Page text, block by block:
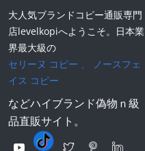
大人気ブランドコピー通販専門
店levelkopiへようこそ。日本業
界最大級の
セリーヌ コピー
ノースフェ
イス コピー
などハイブランド偽物ｎ級
品直販サイト。